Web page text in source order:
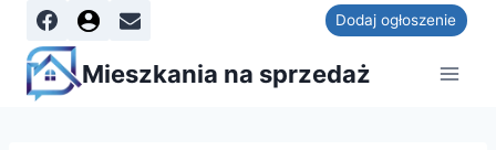
Dodaj ogłoszenie
Mieszkania na sprzedaż